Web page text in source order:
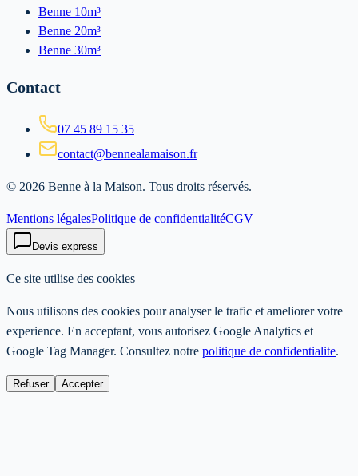
Benne 10m³
Benne 20m³
Benne 30m³
Contact
07 45 89 15 35
contact@bennealamaison.fr
© 2026 Benne à la Maison. Tous droits réservés.
Mentions légalesPolitique de confidentialitéCGV
Devis express
Ce site utilise des cookies
Nous utilisons des cookies pour analyser le trafic et ameliorer votre
experience. En acceptant, vous autorisez Google Analytics et
Google Tag Manager. Consultez notre politique de confidentialite.
Refuser Accepter